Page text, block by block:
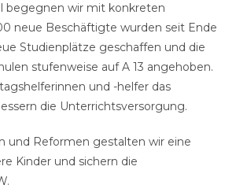
begegnen wir mit konkreten
neue Beschäftigte wurden seit Ende
Studienplätze geschaffen und die
stufenweise auf A 13 angehoben.
und -helfer das
die Unterrichtsversorgung.
und Reformen gestalten wir eine
Kinder und sichern die